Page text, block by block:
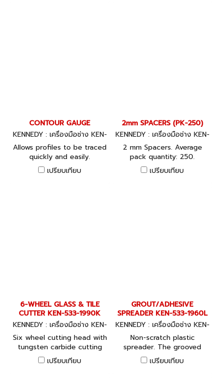
CONTOUR GAUGE
KENNEDY : เครื่องมือช่าง KEN-
533-1960K, KEN-533-1950K
Allows profiles to be traced
quickly and easily.
เปรียบเทียบ
2mm SPACERS (PK-250)
KENNEDY : เครื่องมือช่าง KEN-
533-1940K
2 mm Spacers. Average
pack quantity: 250.
เปรียบเทียบ
6-WHEEL GLASS & TILE
CUTTER KEN-533-1990K
KENNEDY : เครื่องมือช่าง KEN-
533-1990K
Six wheel cutting head with
tungsten carbide cutting
wheels.
เปรียบเทียบ
GROUT/ADHESIVE
SPREADER KEN-533-1960L
KENNEDY : เครื่องมือช่าง KEN-
533-1960L
Non-scratch plastic
spreader. The grooved
edge ensures that the
adhesive is evenly spread.
เปรียบเทียบ